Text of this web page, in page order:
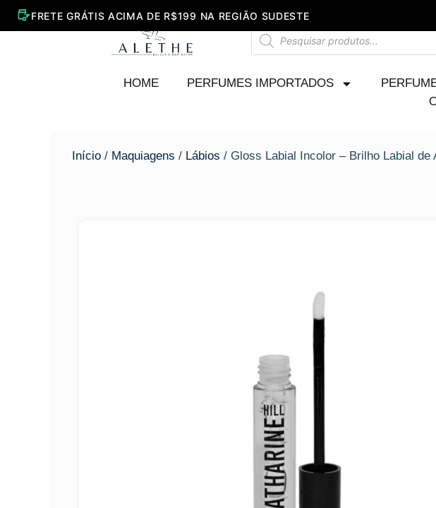
Pesquisar
produtos
HOME PERFUMES IMPORTADOS
Início / Maquiagens / Lábios / Gloss Labial Incolor – Brilho Labial de